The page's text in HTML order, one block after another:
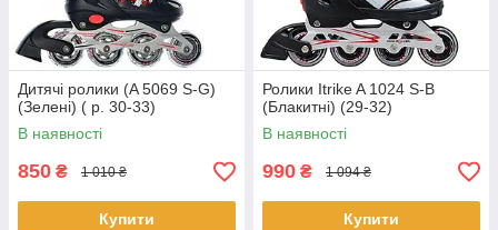
Дитячі ролики (A 5069 S-G)
(Зелені) ( р. 30-33)
В наявності
850 ₴ 1 010 ₴
Купити
Ролики Itrike A 1024 S-B
(Блакитні) (29-32)
В наявності
990 ₴ 1 094 ₴
Купити